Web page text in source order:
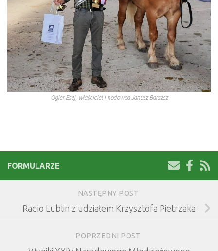
Ogier Esej, właściciel i hodowca Janusz Barszcz
FORMULARZE
NASTĘPNY POST
Radio Lublin z udziałem Krzysztofa Pietrzaka
POPRZEDNI POST